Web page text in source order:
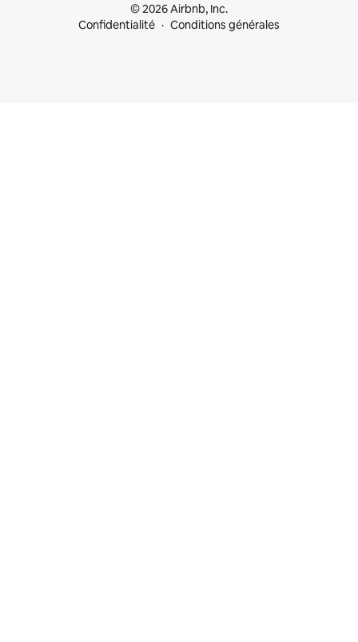
© 2026 Airbnb, Inc.
Confidentialité
Conditions générales